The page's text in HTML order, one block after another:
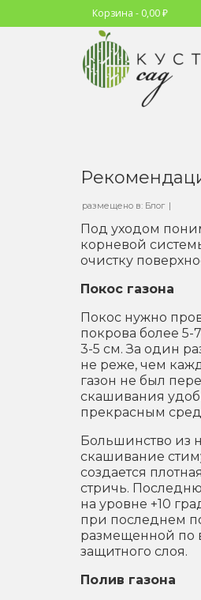
Корзина - 0,00₽
размещено в: Блог |
Под уходом
корневой
очистку
Покос газона
Покос нужно
покрова более 5-
3-5 см. За один
не реже, чем
газон не был
скашивания
прекрасным
Большинство из
скашивание
создается
стричь.
на уровне +10
при последнем
размещенной по
защитного слоя.
Полив газона